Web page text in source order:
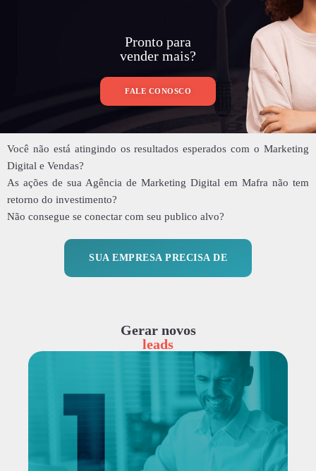
Pronto para
vender mais?
FALE CONOSCO
Você não está atingindo os resultados esperados com o Marketing
Digital e Vendas?
As ações de sua Agência de Marketing Digital em Mafra não tem
retorno do investimento?
Não consegue se conectar com seu publico alvo?
SUA EMPRESA PRECISA DE
Gerar novos
leads